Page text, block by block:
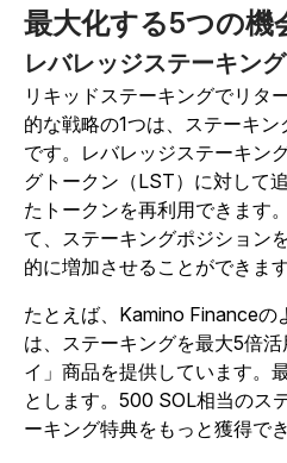
最大化する5つの機
レバレッジステーキング
リキッドステーキングでリタ
的な戦略の1つは、ステーキ
です。レバレッジステーキン
グトークン（LST）に対して
たトークンを再利用できます
て、ステーキングポジション
的に増加させることができます
たとえば、Kamino Financeの
は、ステーキングを最大5倍
イ」商品を提供しています。
とします。500 SOL相当のス
ーキング特典をもっと獲得でき